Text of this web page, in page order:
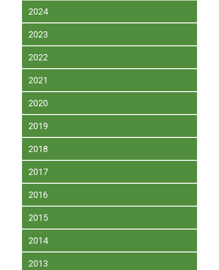
2024
2023
2022
2021
2020
2019
2018
2017
2016
2015
2014
2013